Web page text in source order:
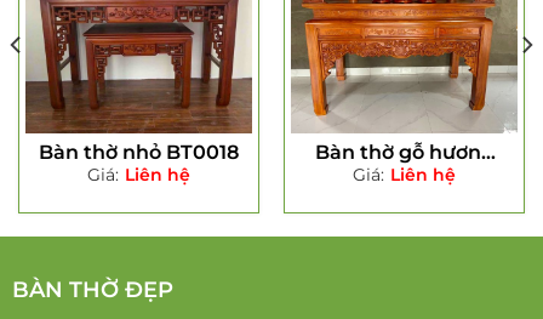
Bàn thờ nhỏ BT0018
Giá: Liên hệ
Bàn thờ gỗ hương
BT0021
Giá: Liên hệ
BÀN THỜ ĐẸP